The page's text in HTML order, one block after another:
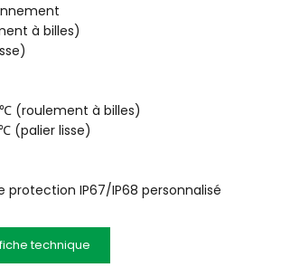
à billes)
(roulement à billes)
(palier lisse)
protection IP67/IP68 personnalisé
technique